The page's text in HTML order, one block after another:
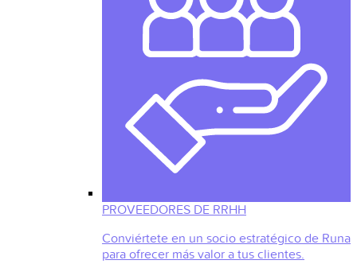
PROVEEDORES DE RRHH
Conviértete en un socio estratégico de Runa
para ofrecer más valor a tus clientes.